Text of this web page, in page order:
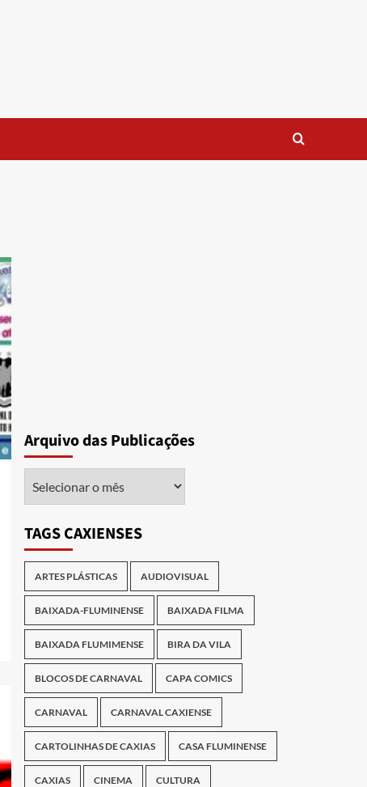
Arquivo das Publicações
TAGS CAXIENSES
ARTES PLÁSTICAS AUDIOVISUAL
BAIXADA-FLUMINENSE BAIXADA FILMA
BAIXADA FLUMIMENSE BIRA DA VILA
BLOCOS DE CARNAVAL CAPA COMICS
CARNAVAL CARNAVAL CAXIENSE
CARTOLINHAS DE CAXIAS CASA FLUMINENSE
CAXIAS CINEMA CULTURA